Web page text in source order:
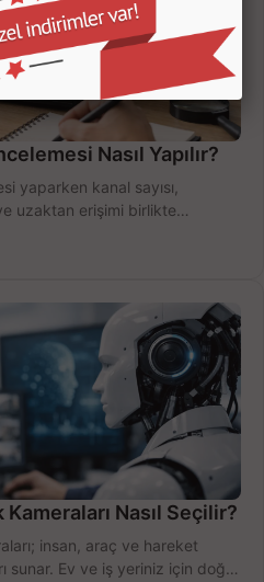
Nasıl Yapılır?
yaparken kanal sayısı,
uzaktan erişimi birlikte
Nasıl Seçilir?
insan, araç ve hareket
sunar. Ev ve iş yeriniz için doğru